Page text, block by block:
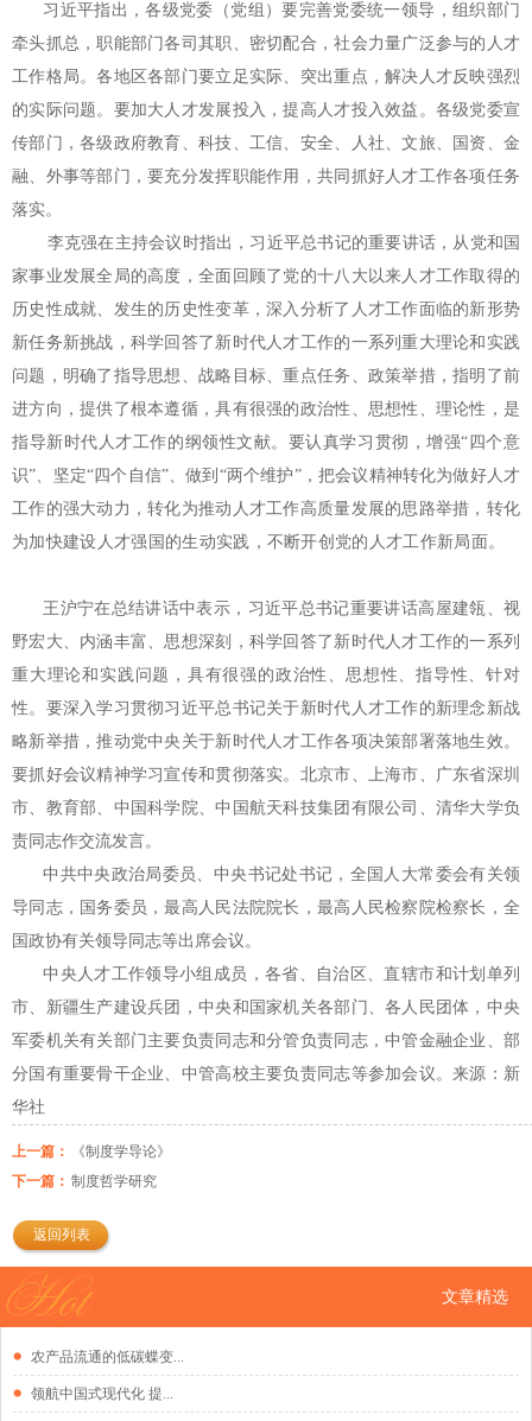
习近平指出，各级党委（党组）要完善党委统一领导，组织部门
牵头抓总，职能部门各司其职、密切配合，社会力量广泛参与的人才
工作格局。各地区各部门要立足实际、突出重点，解决人才反映强烈
的实际问题。要加大人才发展投入，提高人才投入效益。各级党委宣
传部门，各级政府教育、科技、工信、安全、人社、文旅、国资、金
融、外事等部门，要充分发挥职能作用，共同抓好人才工作各项任务
落实。
李克强在主持会议时指出，习近平总书记的重要讲话，从党和国
家事业发展全局的高度，全面回顾了党的十八大以来人才工作取得的
历史性成就、发生的历史性变革，深入分析了人才工作面临的新形势
新任务新挑战，科学回答了新时代人才工作的一系列重大理论和实践
问题，明确了指导思想、战略目标、重点任务、政策举措，指明了前
进方向，提供了根本遵循，具有很强的政治性、思想性、理论性，是
指导新时代人才工作的纲领性文献。要认真学习贯彻，增强“四个意
识”、坚定“四个自信”、做到“两个维护”，把会议精神转化为做好人才
工作的强大动力，转化为推动人才工作高质量发展的思路举措，转化
为加快建设人才强国的生动实践，不断开创党的人才工作新局面。
王沪宁在总结讲话中表示，习近平总书记重要讲话高屋建瓴、视
野宏大、内涵丰富、思想深刻，科学回答了新时代人才工作的一系列
重大理论和实践问题，具有很强的政治性、思想性、指导性、针对
性。要深入学习贯彻习近平总书记关于新时代人才工作的新理念新战
略新举措，推动党中央关于新时代人才工作各项决策部署落地生效。
要抓好会议精神学习宣传和贯彻落实。北京市、上海市、广东省深圳
市、教育部、中国科学院、中国航天科技集团有限公司、清华大学负
责同志作交流发言。
中共中央政治局委员、中央书记处书记，全国人大常委会有关领
导同志，国务委员，最高人民法院院长，最高人民检察院检察长，全
国政协有关领导同志等出席会议。
中央人才工作领导小组成员，各省、自治区、直辖市和计划单列
市、新疆生产建设兵团，中央和国家机关各部门、各人民团体，中央
军委机关有关部门主要负责同志和分管负责同志，中管金融企业、部
分国有重要骨干企业、中管高校主要负责同志等参加会议。来源：新
华社
上一篇：
《制度学导论》
下一篇： 制度哲学研究
返回列表
文章精选
农产品流通的低碳蝶变...
领航中国式现代化 提...